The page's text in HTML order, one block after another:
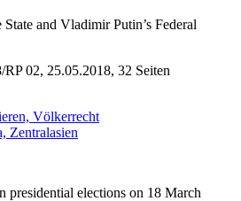
and Vladimir Putin’s Federal
RP 02, 25.05.2018, 32 Seiten
Völkerrecht
Zentralasien
presidential elections on 18 March